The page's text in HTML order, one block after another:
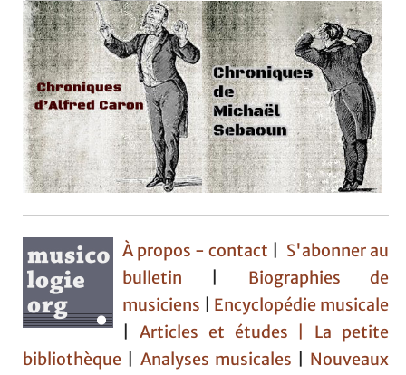
À propos - contact
S'abonner au
bulletin
Biographies de
musiciens
Encyclopédie musicale
|Articles et études | La petite
bibliothèque
Analyses musicales
Nouveaux